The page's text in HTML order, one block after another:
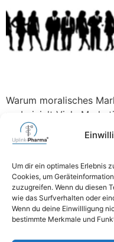
Um dir ein optimales Erlebnis
Cookies, um
zuzugreifen. Wenn du diesen
wie das Surfverhalten oder
Wenn du deine Einwillligung
bestimmte Merkmale und
Warum moralisches
vorbeizielt Viele
lieben Werte.
kaum eine Kampagne,
in vielen Märkten
ihre Haltung
darauf mit Skepsis
Grund ist simpel: […]